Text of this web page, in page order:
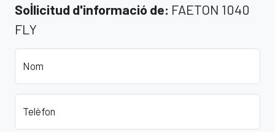
Sol·licitud d'informació de: FAETON 1040
FLY
Nom
Telèfon